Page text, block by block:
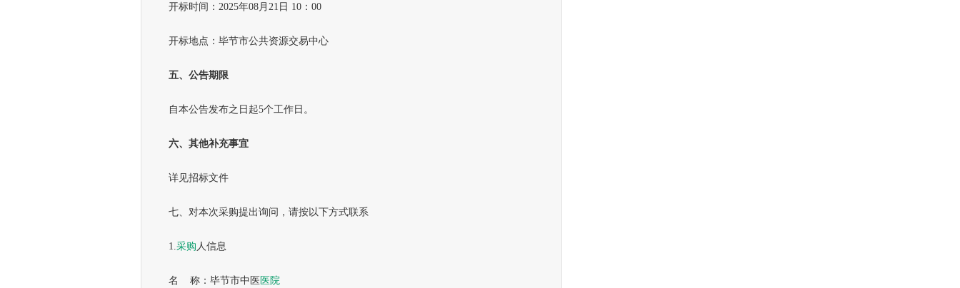
开标时间：2025年08月21日 10：00
开标地点：毕节市公共资源交易中心
五、公告期限
自本公告发布之日起5个工作日。
六、其他补充事宜
详见招标文件
七、对本次采购提出询问，请按以下方式联系
1.采购 人信息
名 称：毕节市中医 医院